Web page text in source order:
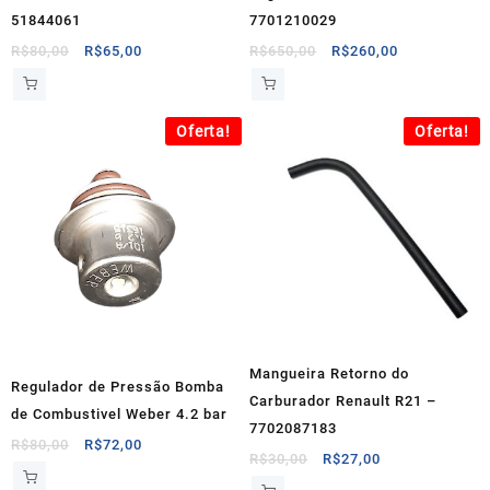
51844061
R$80,00
O
R$65,00
R$65,00.
7701210029
R$650,00
O
R$260,00
é:
R$260,00.
Oferta!
Regulador de Pressão Bomba
de Combustivel Weber 4.2 bar
R$80,00
O
R$72,00
Oferta!
Mangueira Retorno do
Carburador Renault R21 –
7702087183
R$30,00
O
R$27,00